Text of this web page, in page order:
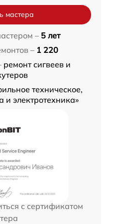
мастера
– 5 лет
– 1 220
ремонт сигвеев и
техническое,
и электротехника»
с сертификатом